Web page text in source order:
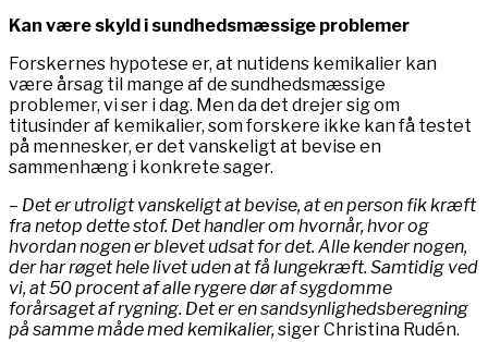
Kan være skyld i sundhedsmæssige problemer
Forskernes hypotese er, at nutidens kemikalier kan
være årsag til mange af de sundhedsmæssige
problemer, vi ser i dag. Men da det drejer sig om
titusinder af kemikalier, som forskere ikke kan få testet
på mennesker, er det vanskeligt at bevise en
sammenhæng i konkrete sager.
– Det er utroligt vanskeligt at bevise, at en person fik kræft
fra netop dette stof. Det handler om hvornår, hvor og
hvordan nogen er blevet udsat for det. Alle kender nogen,
der har røget hele livet uden at få lungekræft. Samtidig ved
vi, at 50 procent af alle rygere dør af sygdomme
forårsaget af rygning. Det er en sandsynlighedsberegning
på samme måde med kemikalier,siger Christina Rudén.